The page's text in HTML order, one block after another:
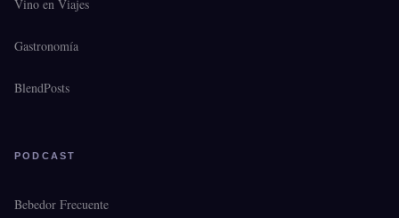
Vino en Viajes
Gastronomía
BlendPosts
PODCAST
Bebedor Frecuente